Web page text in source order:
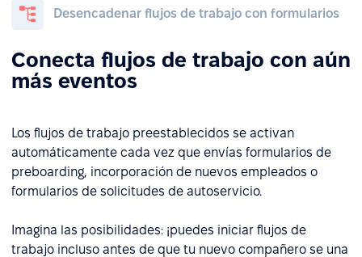
Desencadenar flujos de trabajo con formularios
Conecta flujos de trabajo con aún
más eventos
Los flujos de trabajo preestablecidos se activan
automáticamente cada vez que envías formularios de
preboarding, incorporación de nuevos empleados o
formularios de solicitudes de autoservicio.
Imagina las posibilidades: ¡puedes iniciar flujos de
trabajo incluso antes de que tu nuevo compañero se una